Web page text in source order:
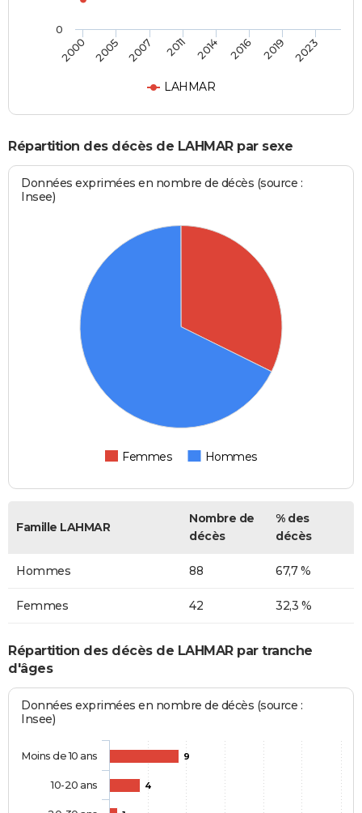
LAHMAR
2000 2005 2007 2011 2014 2016 2019 2023
0
Répartition des décès de LAHMAR par sexe
Données exprimées en nombre de décès (source :
Insee)
Femmes Hommes
Famille LAHMAR
Nombre de
décès
% des
décès
Hommes 88 67,7 %
Femmes 42 32,3 %
Répartition des décès de LAHMAR par tranche
d'âges
Données exprimées en nombre de décès (source :
Insee)
9
4
Moins de 10 ans
10-20 ans